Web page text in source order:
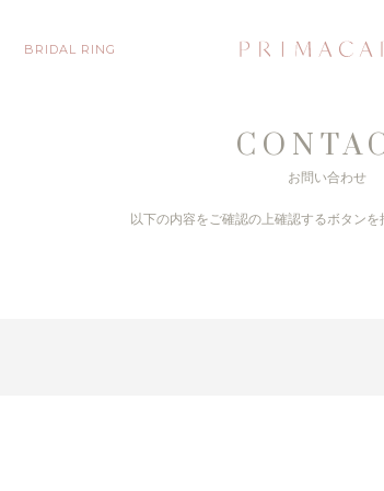
BRIDAL RING
お問い合わせ
以下の内容をご確認の上確認するボタン